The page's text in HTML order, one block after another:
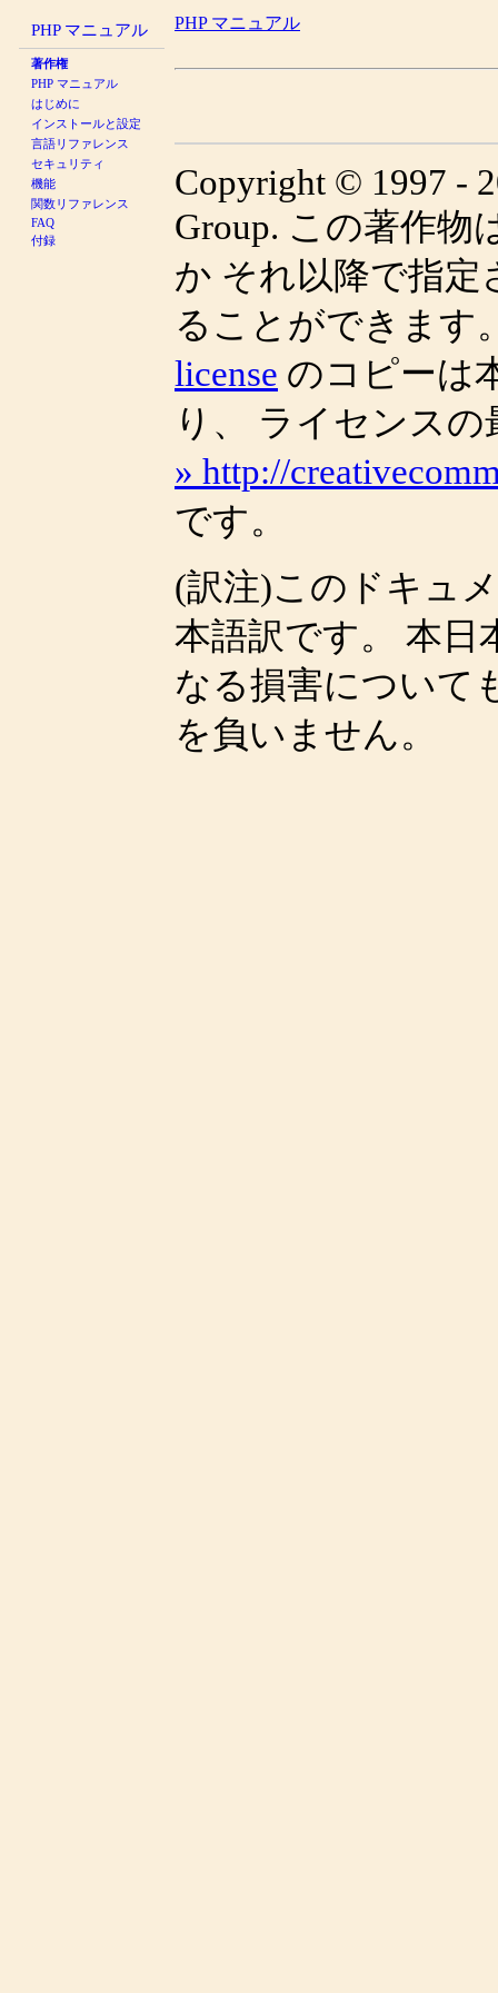
PHP マニュアル
著作権
PHP マニュアル
はじめに
インストールと設定
言語リファレンス
セキュリティ
機能
関数リファレンス
FAQ
付録
PHP マニュアル
Copyright © 1997 -
Group. この著作物
か それ以降で指定
ることができます
license のコピーは
り、 ライセンス
» http://
です。
(訳注)このドキュ
本語訳です。 本日
なる損害について
を負いません。